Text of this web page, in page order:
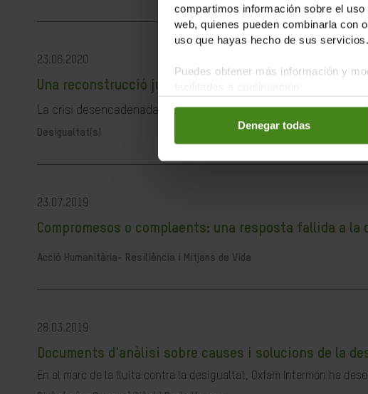
compartimos información sobre el
web, quienes pueden combinarla con
uso que hayas hecho de sus servicios.
Puedes obtener más información y
Denegar todas
23.06.2020
Una reconstrucció justa és possible i necessària
La crisi desencadenada per la pandèmia de la COVID-19 ha
Desigualtat(s)
23.07.2019
Compromesos o complaents: una resposta fallida a
Acció Humanitària- Resiliència i Mitjans de Vida
28.03.2019
Documents d'anàlisi sobre causes i solucions de la
En el marc de la lluita contra la desigualtat, Oxfam Intermón ha